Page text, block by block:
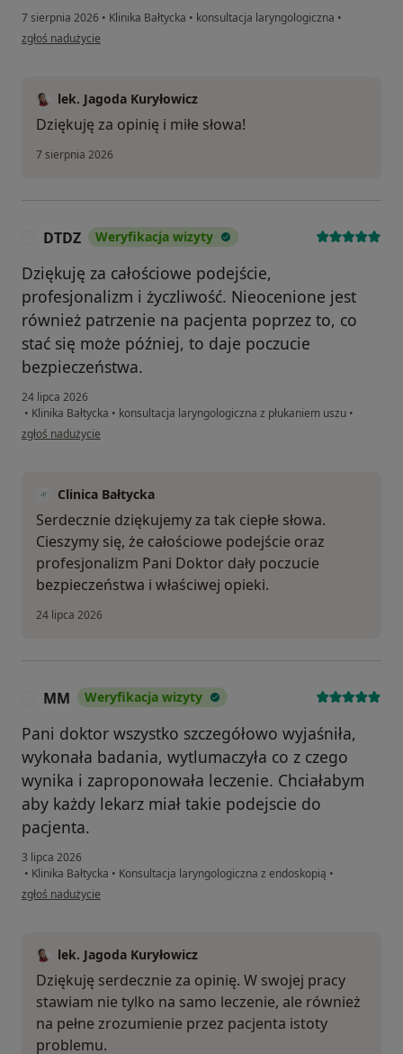
7 sierpnia 2026 • Klinika Bałtycka • konsultacja laryngologiczna •
w opinii użytkownika Łukasz
zgłoś nadużycie
lek. Jagoda Kuryłowicz
Dziękuję za opinię i miłe słowa!
7 sierpnia 2026
DTDZ Weryfikacja wizyty
Dziękuję za całościowe podejście,
profesjonalizm i życzliwość. Nieocenione jest
również patrzenie na pacjenta poprzez to, co
stać się może później, to daje poczucie
bezpieczeństwa.
24 lipca 2026
• Klinika Bałtycka • konsultacja laryngologiczna z płukaniem uszu •
w opinii użytkownika DTDZ
zgłoś nadużycie
Clinica Bałtycka
Serdecznie dziękujemy za tak ciepłe słowa.
Cieszymy się, że całościowe podejście oraz
profesjonalizm Pani Doktor dały poczucie
bezpieczeństwa i właściwej opieki.
24 lipca 2026
MM Weryfikacja wizyty
Pani doktor wszystko szczegółowo wyjaśniła,
wykonała badania, wytlumaczyła co z czego
wynika i zaproponowała leczenie. Chciałabym
aby każdy lekarz miał takie podejscie do
pacjenta.
3 lipca 2026
• Klinika Bałtycka • Konsultacja laryngologiczna z endoskopią •
w opinii użytkownika MM
zgłoś nadużycie
lek. Jagoda Kuryłowicz
Dziękuję serdecznie za opinię. W swojej pracy
stawiam nie tylko na samo leczenie, ale również
na pełne zrozumienie przez pacjenta istoty
problemu.